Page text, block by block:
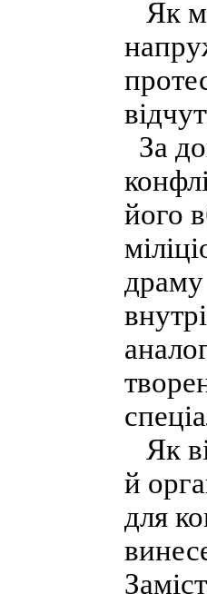
Як
За
його
Як
й
для